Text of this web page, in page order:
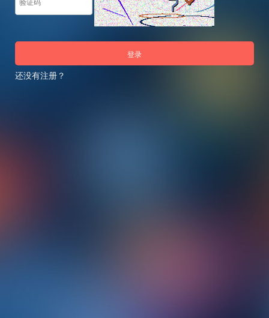
登录
还没有注册？